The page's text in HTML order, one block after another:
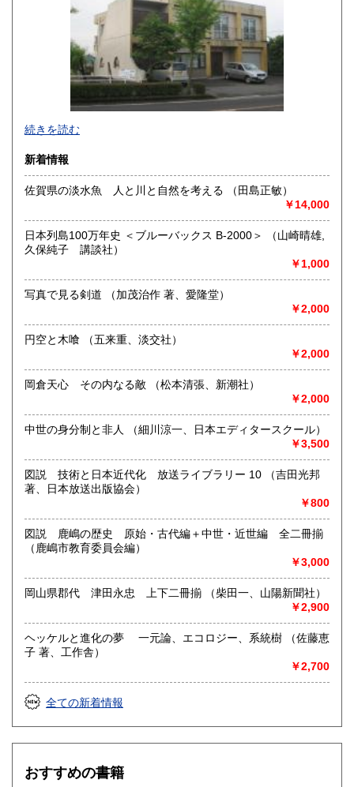
460円 大分県
460円 鹿児島県
460円
○創業40年のインボイス適格業者です。 登録番号
T3810830059146
※商店形式ではなく通販主体の、倉庫＋事務所形式の営業で
す。通販歴35年。出張等で不在も多く、店主不在の場合店頭
対応できません。
また商品によりましては本社外倉庫にての管理商品もありま
yogakudo@bronze.ocn.ne.jp）前もってご連絡いただき、お
時間ご予約の上ご来店下さい。
申し訳ございませんが倉庫へのお立ち入りは、安全と商品管
理上お断りいたしております。
古文書類・和洋学術書・経営学・会計学・出版事業。在庫20
万冊。
は良く使いますので「洋学堂書店へ」だけでOKです）。JR
鍋島駅からは15分ほど歩きすこし不便です。
20分ほどかかります)
最寄駅：JR佐賀駅よりタクシー15分JR佐賀駅よりタクシー
15分(久保田タクシー0952-29-4141は「マリトピアの近くの
洋学堂書店へ」だけで通じます。市内は駅やホテルへ呼びつ
け可能)
営業時間：年末年始変わらず営業します。朝9:00-夜18:00(ご
まえもってご連絡の上お越しいただきますようお願いいたし
ます)
書籍の買取について
どうぞお気軽にご相談ください。大量の場合は全国どこでも
出張します。作業はすべて当方が行います。現状のままお呼
びつけください。コレクションの買取経験豊富です。ご納得
す(詳細はご住所お名前とともにご連絡ください。匿名・ご住
所不詳の場合はお返事できません)。
続きを読む
新着情報
佐賀県の淡水魚 人と川と自然を考える （田島正敏）
￥14,000
日本列島100万年史 ＜ブルーバックス B-2000＞ （山崎晴雄,
久保純子 講談社）
￥1,000
写真で見る剣道 （加茂治作 著、愛隆堂）
￥2,000
円空と木喰 （五来重、淡交社）
￥2,000
岡倉天心 その内なる敵 （松本清張、新潮社）
￥2,000
中世の身分制と非人 （細川涼一、日本エディタースクール）
￥3,500
図説 技術と日本近代化 放送ライブラリー 10 （吉田光邦
著、日本放送出版協会）
￥800
図説 鹿嶋の歴史 原始・古代編＋中世・近世編 全二冊揃
（鹿嶋市教育委員会編）
￥3,000
岡山県郡代 津田永忠 上下二冊揃 （柴田一、山陽新聞社）
￥2,900
ヘッケルと進化の夢 一元論、エコロジー、系統樹 （佐藤恵
子 著、工作舎）
￥2,700
全ての新着情報
おすすめの書籍